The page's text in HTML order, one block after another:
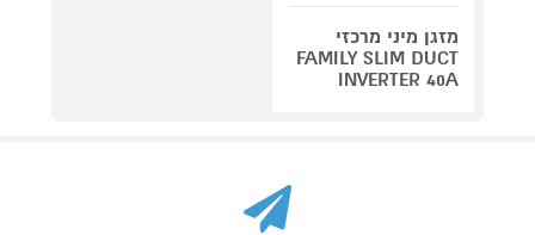
מזגן מיני מרכזי
FAMILY SLIM DUCT
INVERTER 40A